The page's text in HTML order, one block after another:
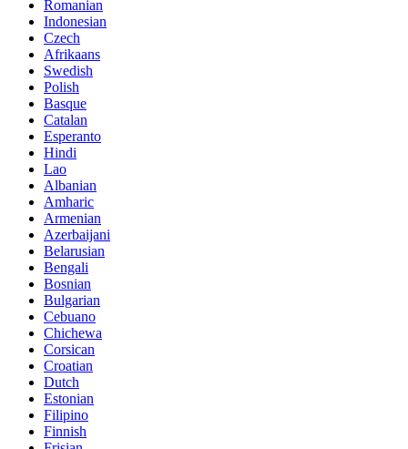
Romanian
Indonesian
Czech
Afrikaans
Swedish
Polish
Basque
Catalan
Esperanto
Hindi
Lao
Albanian
Amharic
Armenian
Azerbaijani
Belarusian
Bengali
Bosnian
Bulgarian
Cebuano
Chichewa
Corsican
Croatian
Dutch
Estonian
Filipino
Finnish